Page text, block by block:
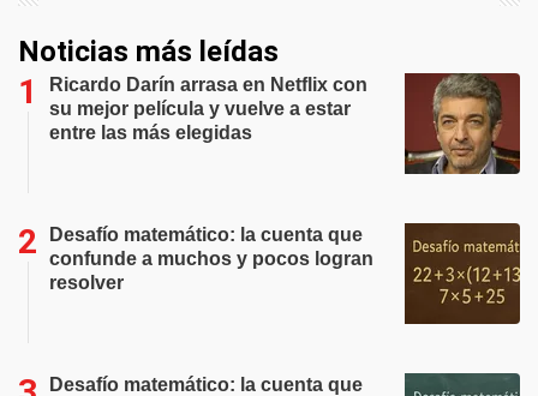
Noticias más leídas
Ricardo Darín arrasa en Netflix con
su mejor película y vuelve a estar
entre las más elegidas
Desafío matemático: la cuenta que
confunde a muchos y pocos logran
resolver
Desafío matemático: la cuenta que